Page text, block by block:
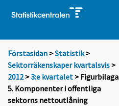
Förstasidan >Statistik >
Sektorräkenskaper kvartalsvis >
2012>3:e kvartalet > Figurbilaga
5. Komponenter i offentliga
sektorns nettoutlåning